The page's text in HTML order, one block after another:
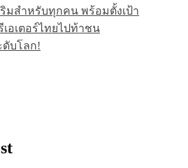
ริมสำหรับทุกคน พร้อมตั้งเป้า
อเตอร์ไทยไปท้าชน
บโลก!